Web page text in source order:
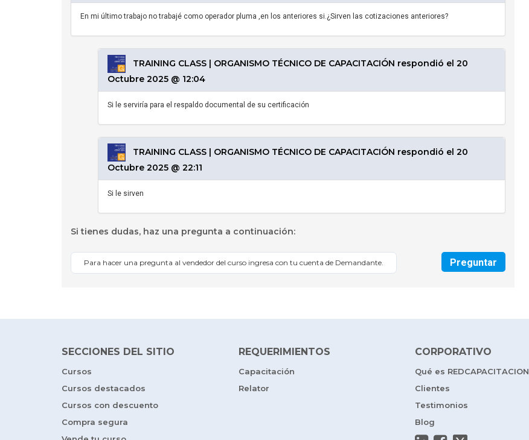
En mi último trabajo no trabajé como operador pluma ,en los anteriores si.¿Sirven las cotizaciones anteriores?
TRAINING CLASS | ORGANISMO TÉCNICO DE CAPACITACIÓN respondió el 20
Octubre 2025 @ 12:04
Si le serviría para el respaldo documental de su certificación
TRAINING CLASS | ORGANISMO TÉCNICO DE CAPACITACIÓN respondió el 20
Octubre 2025 @ 22:11
Si le sirven
Si tienes dudas, haz una pregunta a continuación:
Para hacer una pregunta al vendedor del curso ingresa con tu cuenta de Demandante. Preguntar
SECCIONES DEL SITIO
Cursos
Cursos destacados
Cursos con descuento
Compra segura
REQUERIMIENTOS
Capacitación
Relator
CORPORATIVO
Qué es REDCAPACITACION
Clientes
Testimonios
Blog